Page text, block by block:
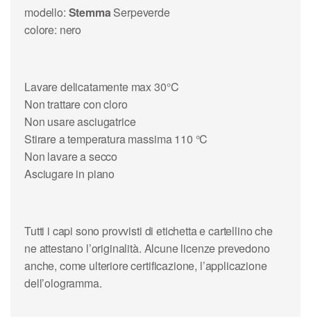
modello: StemmaSerpeverde
colore: nero
Lavare delicatamente max 30°C
Non trattare con cloro
Non usare asciugatrice
Stirare a temperatura massima 110 °C
Non lavare a secco
Asciugare in piano
Tutti i capi sono provvisti di etichetta e cartellino che
ne attestano l’originalità. Alcune licenze prevedono
anche, come ulteriore certificazione, l’applicazione
dell’ologramma.